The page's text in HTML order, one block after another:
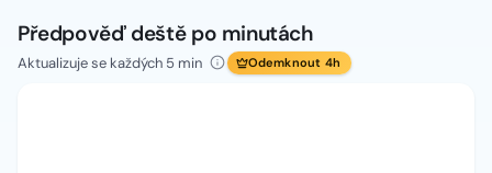
Předpověď deště po minutách
Aktualizuje se každých 5 min Odemknout 4h